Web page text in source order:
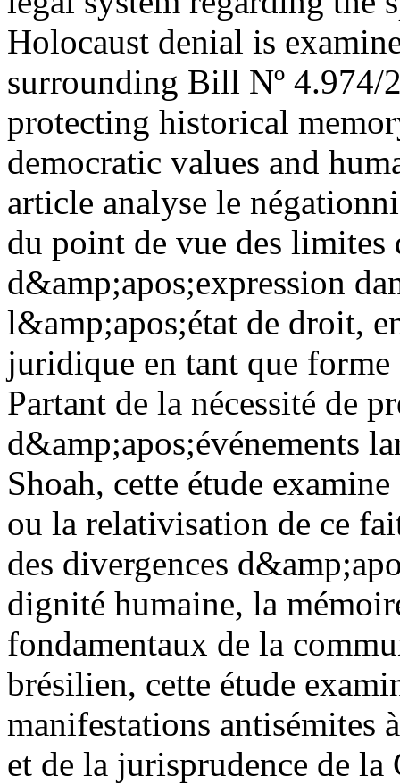
Holocaust denial is
surrounding Bill Nº
protecting historical
democratic values and
article analyse le
du point de vue des limites
d&amp;apos;expression
l&amp;apos;état de droit,
juridique en tant que
Partant de la nécessité de
d&amp;apos;événements
Shoah, cette étude
ou la relativisation de ce
des divergences
dignité humaine, la
fondamentaux de la
brésilien, cette étude
manifestations antisémites
et de la jurisprudence de la